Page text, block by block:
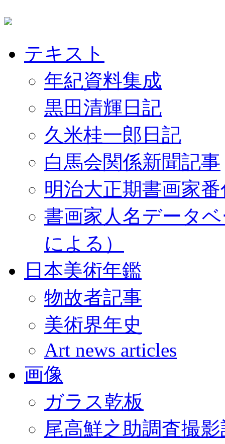
テキスト
年紀資料集成
黒田清輝日記
久米桂一郎日記
白馬会関係新聞記事
明治大正期書画家
書画家人名データ
による）
日本美術年鑑
物故者記事
美術界年史
Art news articles
画像
ガラス乾板
尾高鮮之助調査撮